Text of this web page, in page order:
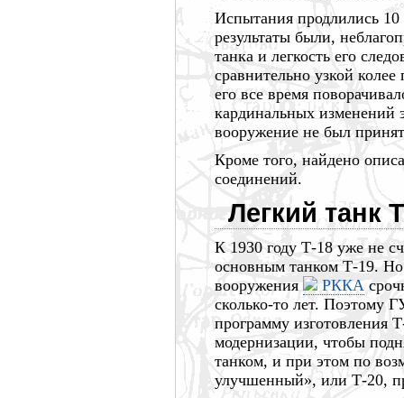
Испытания продлились 10
результаты были,
танка и легкость его
сравнительно узкой
его все время
кардинальных изменений
вооружение не был
Кроме того, найдено
соединений.
Легкий танк
К 1930 году Т-18 уже не
основным танком Т-19. Но
вооружения
РККА
сколько-то лет. Поэтому
программу изготовления
модернизации, чтобы
танком, и при этом по
улучшенный», или Т-20,